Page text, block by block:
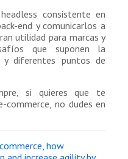
consistente en
end y comunicarlos a
utilidad para marcas y
que suponen la
y diferentes puntos de
si quieres que te
no dudes en
how